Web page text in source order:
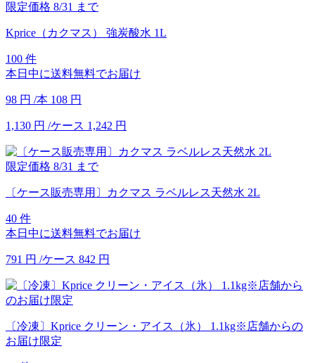
限定価格 8/31 まで
Kprice（カクマス） 強炭酸水 1L
100 件
本日中に送料無料でお届け
98 円 /本 108 円
1,130 円 /ケース 1,242 円
限定価格 8/31 まで
〔ケース販売専用〕カクマス ラベルレス天然水 2L
40 件
本日中に送料無料でお届け
791 円 /ケース 842 円
〔冷凍〕Kprice クリーン・アイス（氷） 1.1kg※店舗からの
お届け限定